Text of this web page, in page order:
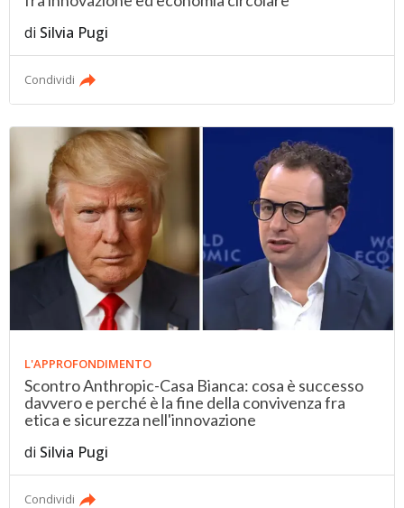
di Silvia Pugi
Condividi
L'APPROFONDIMENTO
Scontro Anthropic-Casa Bianca: cosa è successo
davvero e perché è la fine della convivenza fra
etica e sicurezza nell'innovazione
di Silvia Pugi
Condividi